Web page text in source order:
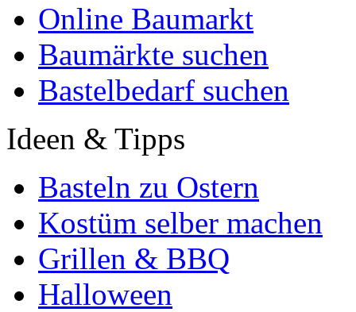
Online Baumarkt
Baumärkte suchen
Bastelbedarf suchen
Ideen & Tipps
Basteln zu Ostern
Kostüm selber machen
Grillen & BBQ
Halloween